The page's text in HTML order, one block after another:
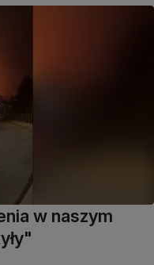
w naszym